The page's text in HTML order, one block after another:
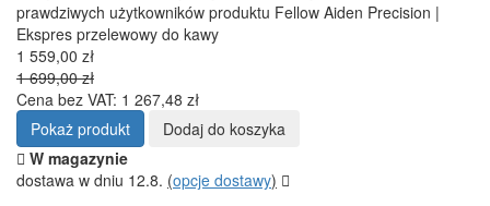
prawdziwych użytkowników produktu Fellow Aiden Precision |
Ekspres przelewowy do kawy
1 559,00 zł
1 699,00 zł
Cena bez VAT: 1 267,48 zł
Pokaż produkt
Dodaj do koszyka
W magazynie
dostawa w dniu 12.8. (opcje dostawy)